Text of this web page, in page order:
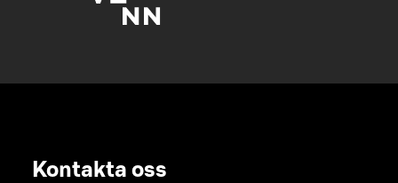
Kontakta oss